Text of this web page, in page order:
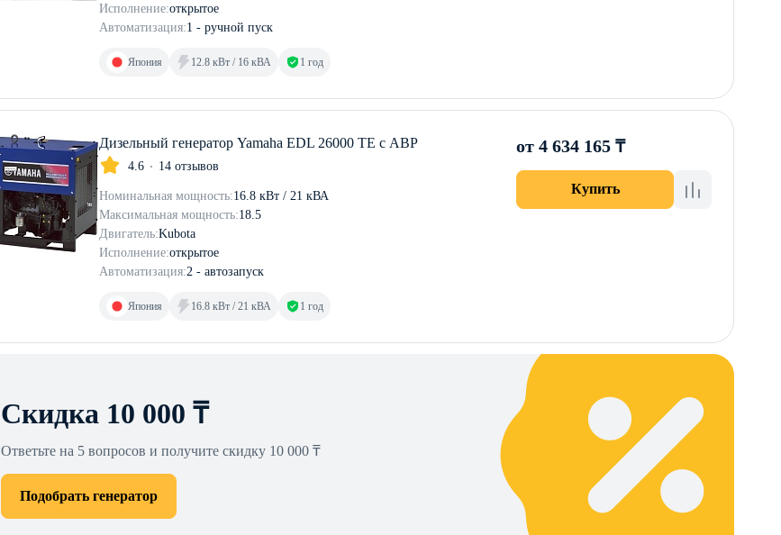
Исполнение:открытое
Автоматизация:1 - ручной пуск
Япония 12.8 кВт / 16 кВА 1 год
Дизельный генератор Yamaha EDL 26000 TE с АВР
4.6 14 отзывов
Номинальная мощность:16.8 кВт / 21 кВА
Максимальная мощность:18.5
Двигатель:Kubota
Исполнение:открытое
Автоматизация:2 - автозапуск
Япония 16.8 кВт / 21 кВА 1 год
от 4 634 165 ₸
Купить
Скидка 10 000 ₸
Ответьте на 5 вопросов и получите скидку 10 000 ₸
Подобрать генератор